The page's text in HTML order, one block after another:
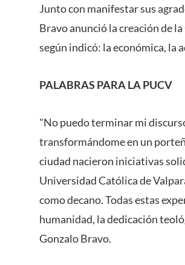
Junto con manifestar sus
Bravo anunció la creación de
según indicó: la económica, la
PALABRAS PARA LA PUCV
"No puedo terminar mi
transformándome en un
ciudad nacieron iniciativas
Universidad Católica de
como decano. Todas estas
humanidad, la dedicación
Gonzalo Bravo.